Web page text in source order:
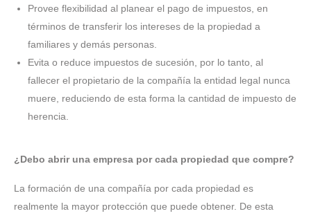
Provee flexibilidad al planear el pago de impuestos, en
términos de transferir los intereses de la propiedad a
familiares y demás personas.
Evita o reduce impuestos de sucesión, por lo tanto, al
fallecer el propietario de la compañía la entidad legal nunca
muere, reduciendo de esta forma la cantidad de impuesto de
herencia.
¿Debo abrir una empresa por cada propiedad que compre?
La formación de una compañía por cada propiedad es
realmente la mayor protección que puede obtener. De esta